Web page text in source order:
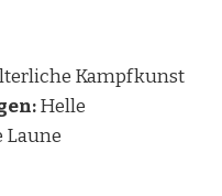
Kampfkunst
Helle
Laune